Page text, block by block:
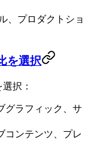
、プロダクトショ
を選択
択：
グラフィック、サ
ンテンツ、プレ